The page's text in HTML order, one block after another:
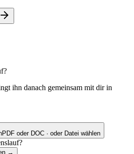
ihn danach gemeinsam mit dir in
PDF oder DOC · oder Datei wählen
→